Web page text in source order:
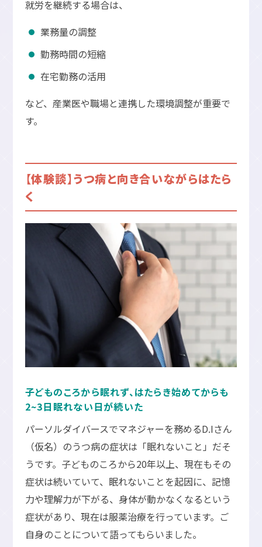
就労を継続する場合は、
業務量の調整
勤務時間の短縮
在宅勤務の活用
など、産業医や職場と連携した環境調整が重要で
す。
【体験談】うつ病と向き合いながらはたら
く
子どものころから眠れず、はたらき始めてからも
2~3日眠れない日が続いた
パーソルダイバースでマネジャーを務めるD.Iさん
（仮名）のうつ病の症状は「眠れないこと」だそ
うです。子どものころから20年以上、現在もその
症状は続いていて、眠れないことを起因に、記憶
力や理解力が下がる、身体が動かなくなるという
症状があり、現在は服薬治療を行っています。ご
自身のことについて語ってもらいました。